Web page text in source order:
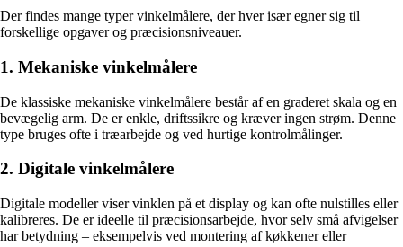
Der findes mange typer vinkelmålere, der hver især egner sig til
forskellige opgaver og præcisionsniveauer.
1. Mekaniske vinkelmålere
De klassiske mekaniske vinkelmålere består af en graderet skala og en
bevægelig arm. De er enkle, driftssikre og kræver ingen strøm. Denne
type bruges ofte i træarbejde og ved hurtige kontrolmålinger.
2. Digitale vinkelmålere
Digitale modeller viser vinklen på et display og kan ofte nulstilles eller
kalibreres. De er ideelle til præcisionsarbejde, hvor selv små afvigelser
har betydning – eksempelvis ved montering af køkkener eller